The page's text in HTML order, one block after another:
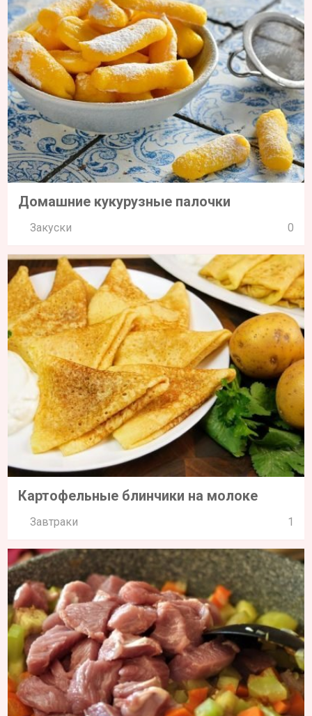
Домашние кукурузные палочки
Закуски 0
Картофельные блинчики на молоке
Завтраки 1